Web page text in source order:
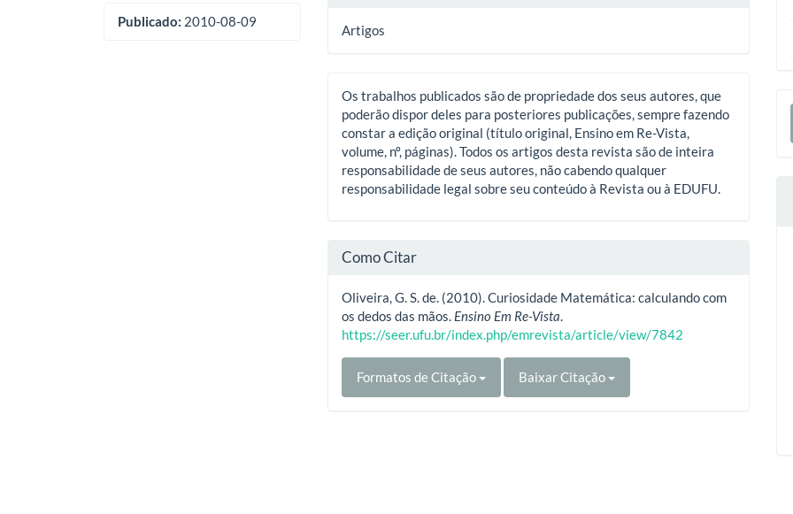
Publicado: 2010-08-09
Artigos
Os trabalhos publicados são de propriedade dos seus autores, que
poderão dispor deles para posteriores publicações, sempre fazendo
constar a edição original (título original, Ensino em Re-Vista,
volume, nº, páginas). Todos os artigos desta revista são de inteira
responsabilidade de seus autores, não cabendo qualquer
responsabilidade legal sobre seu conteúdo à Revista ou à EDUFU.
Como Citar
Oliveira, G. S. de. (2010). Curiosidade Matemática: calculando com
os dedos das mãos. Ensino Em Re-Vista.
https://seer.ufu.br/index.php/emrevista/article/view/7842
Formatos de Citação Baixar Citação